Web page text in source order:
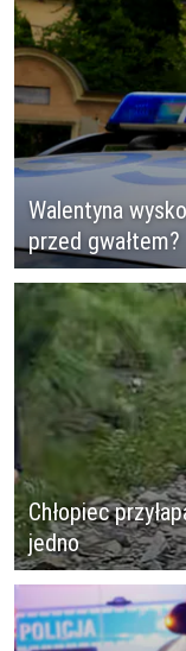
Walentyna
przed gwałtem?
Chłopiec
jedno